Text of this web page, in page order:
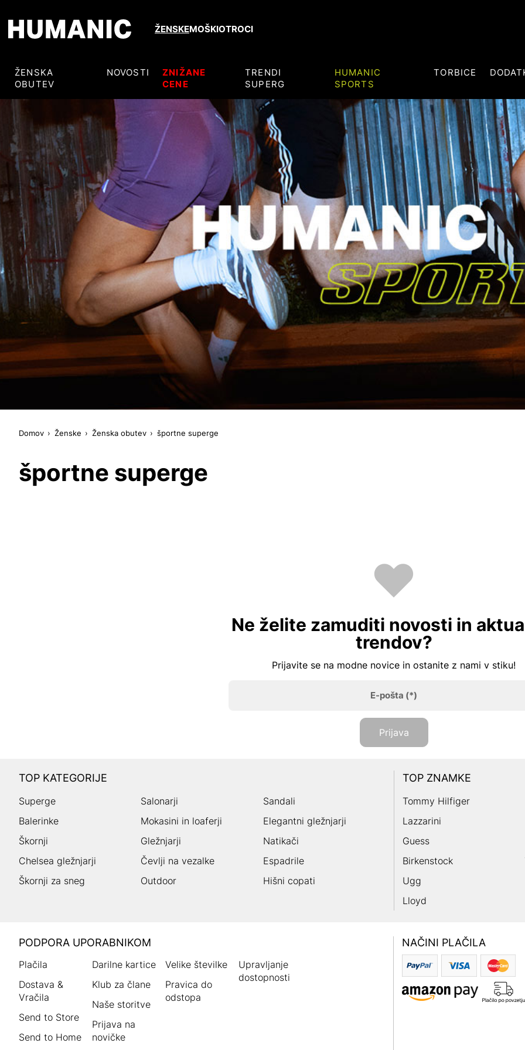
ŽENSKEMOŠKIOTROCI
ŽENSKA
OBUTEV
NOVOSTI
ZNIŽANE
CENE
TRENDI
SUPERG
HUMANIC
SPORTS
TORBICE
Domov Ženske Ženska obutev športne superge
športne superge
Ne želite zamuditi novosti in
trendov?
Prijavite se na modne novice in ostanite z nami v stiku!
E-pošta (*)
Prijava
TOP KATEGORIJE
Superge Salonarji
Sandali
Balerinke
Mokasini in loaferji
Elegantni gležnjarji
Škornji
Gležnjarji
Natikači
Chelsea gležnjarji
Čevlji na vezalke
Espadrile
Škornji za sneg
Outdoor Hišni copati
TOP ZNAMKE
Tommy Hilfiger
Lazzarini
Guess
Birkenstock
Ugg
Lloyd
HUMANIC
noga
PODPORA UPORABNIKOM
Plačila
Dostava &
Vračila
Send to Store
Send to Home
Darilne kartice
Klub za člane
Naše storitve
Prijava na
novičke
Velike številke
Pravica do
odstopa
Upravljanje
dostopnosti
NAČINI PLAČILA